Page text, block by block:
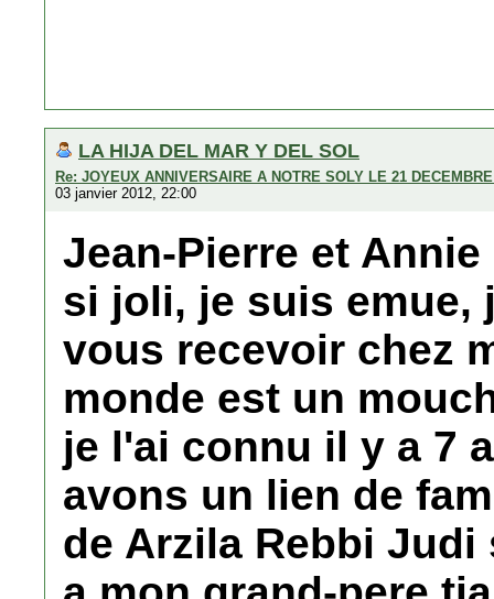
LA HIJA DEL MAR Y DEL SOL
Re: JOYEUX ANNIVERSAIRE A NOTRE SOLY LE 21
03 janvier 2012, 22:00
Jean-Pierre et
si joli, je suis emue,
vous recevoir chez
monde est un
je l'ai connu il y a 7
avons un lien de
de Arzila Rebbi